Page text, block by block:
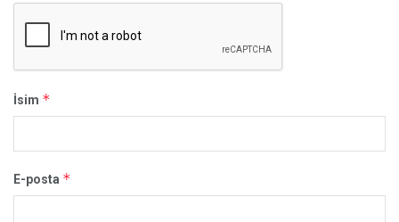
İsim *
E-posta *